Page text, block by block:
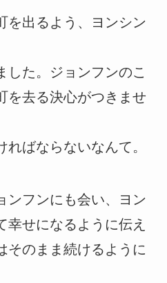
を出るよう、ヨンシン
した。ジョンフンのこ
を去る決心がつきませ
ばならないなんて。
ンフンにも会い、ヨン
幸せになるように伝え
そのまま続けるように